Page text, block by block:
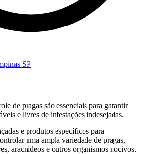
de pragas são essenciais para garantir
e livres de infestações indesejadas.
e produtos específicos para
uma ampla variedade de pragas,
aracnídeos e outros organismos nocivos.